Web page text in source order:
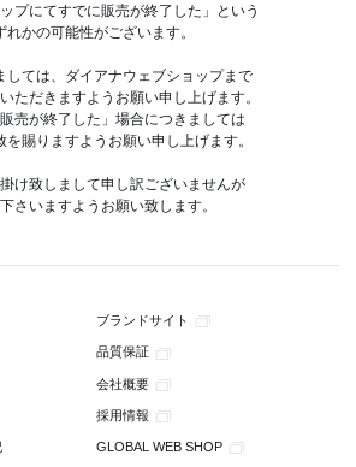
ップにてすでに販売が終了した」という
れかの可能性がございます。
しては、ダイアナウェブショップまで
ただきますようお願い申し上げます。
売が終了した」場合につきましては
賜りますようお願い申し上げます。
け致しまして申し訳ございませんが
さいますようお願い致します。
ブランドサイト
品質保証
会社概要
採用情報
GLOBAL WEB SHOP